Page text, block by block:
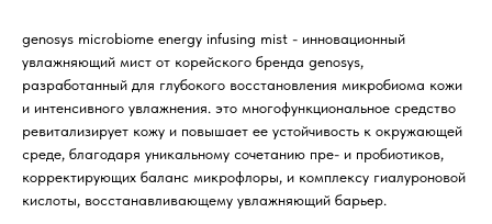
genosys microbiome energy infusing mist - инновационный
увлажняющий мист от корейского бренда genosys,
разработанный для глубокого восстановления микробиома кожи
и интенсивного увлажнения. это многофункциональное средство
ревитализирует кожу и повышает ее устойчивость к окружающей
среде, благодаря уникальному сочетанию пре- и пробиотиков,
корректирующих баланс микрофлоры, и комплексу гиалуроновой
кислоты, восстанавливающему увлажняющий барьер.